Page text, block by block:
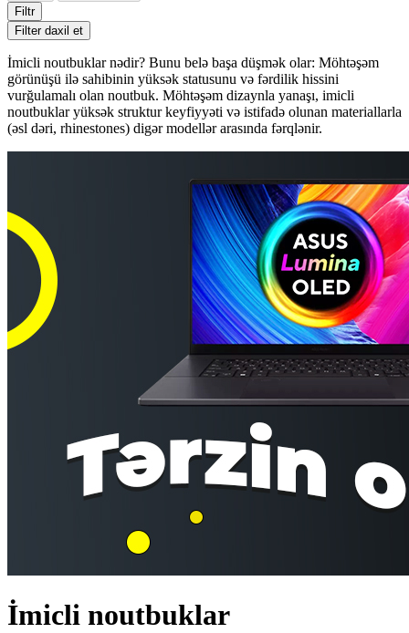
Filtr
Filter daxil et
İmicli noutbuklar nədir? Bunu belə başa düşmək olar: Möhtəşəm
görünüşü ilə sahibinin yüksək statusunu və fərdilik hissini
vurğulamalı olan noutbuk. Möhtəşəm dizaynla yanaşı, imicli
noutbuklar yüksək struktur keyfiyyəti və istifadə olunan materiallarla
(əsl dəri, rhinestones) digər modellər arasında fərqlənir.
İmicli noutbuklar